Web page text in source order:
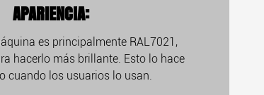
APARIENCIA:
es principalmente RAL7021,
hacerlo más brillante. Esto lo hace
cuando los usuarios lo usan.